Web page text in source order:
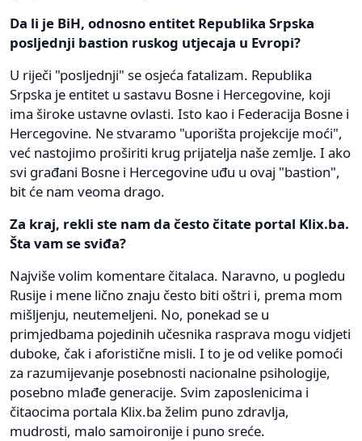
Da li je BiH, odnosno entitet Republika Srpska
posljednji bastion ruskog utjecaja u Evropi?
U riječi "posljednji" se osjeća fatalizam. Republika
Srpska je entitet u sastavu Bosne i Hercegovine, koji
ima široke ustavne ovlasti. Isto kao i Federacija Bosne i
Hercegovine. Ne stvaramo "uporišta projekcije moći",
već nastojimo proširiti krug prijatelja naše zemlje. I ako
svi građani Bosne i Hercegovine uđu u ovaj "bastion",
bit će nam veoma drago.
Za kraj, rekli ste nam da često čitate portal Klix.ba.
Šta vam se sviđa?
Najviše volim komentare čitalaca. Naravno, u pogledu
Rusije i mene lično znaju često biti oštri i, prema mom
mišljenju, neutemeljeni. No, ponekad se u
primjedbama pojedinih učesnika rasprava mogu vidjeti
duboke, čak i aforistične misli. I to je od velike pomoći
za razumijevanje posebnosti nacionalne psihologije,
posebno mlađe generacije. Svim zaposlenicima i
čitaocima portala Klix.ba želim puno zdravlja,
mudrosti, malo samoironije i puno sreće.